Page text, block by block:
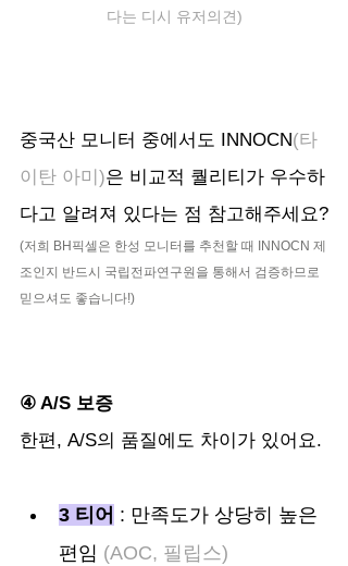
다는 디시 유저의견)
중국산 모니터 중에서도 INNOCN(타
이탄 아미)은 비교적 퀄리티가 우수하
다고 알려져 있다는 점 참고해주세요?
(저희 BH픽셀은 한성 모니터를 추천할 때 INNOCN 제
조인지 반드시 국립전파연구원을 통해서 검증하므로
믿으셔도 좋습니다!)
④ A/S 보증
한편, A/S의 품질에도 차이가 있어요.
3 티어 : 만족도가 상당히 높은
편임 (AOC, 필립스)